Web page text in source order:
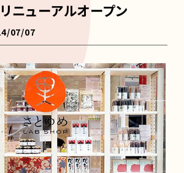
ニューアルオープン
07/07